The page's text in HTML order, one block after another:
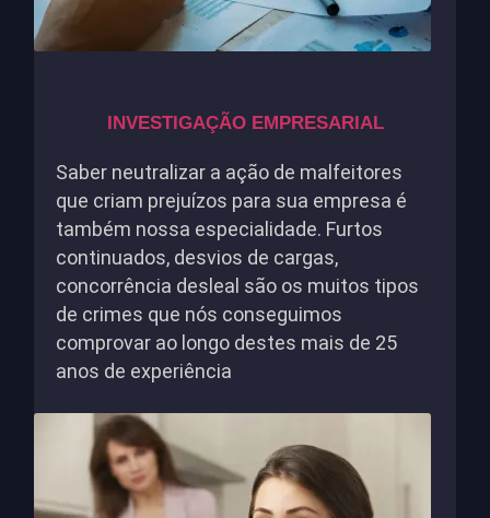
INVESTIGAÇÃO EMPRESARIAL
Saber neutralizar a ação de malfeitores
que criam prejuízos para sua empresa é
também nossa especialidade. Furtos
continuados, desvios de cargas,
concorrência desleal são os muitos tipos
de crimes que nós conseguimos
comprovar ao longo destes mais de 25
anos de experiência